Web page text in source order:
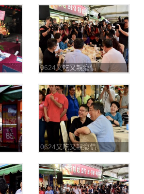
0624又吃又親癡情
0624又吃又親癡情